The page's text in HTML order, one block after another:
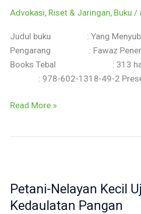
Advokasi, Riset & Jaringan, Buku /
Judul buku : Yang
Pengarang : Fawaz
Books Tebal : 313
: 978-602-1318-49-2
Read More »
Petani-Nelayan Kecil
Kedaulatan Pangan
Kecil
Ujung